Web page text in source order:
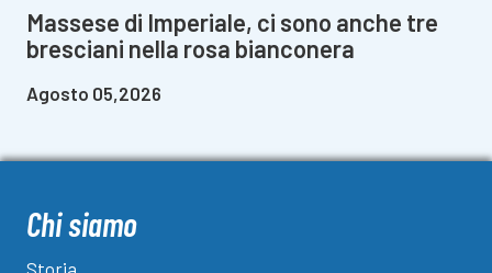
Massese di Imperiale, ci sono anche tre
bresciani nella rosa bianconera
Agosto 05,2026
Chi siamo
Storia